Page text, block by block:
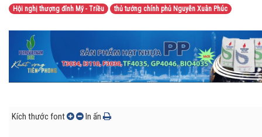
Hội nghị thượng đỉnh Mỹ - Triều
thủ tướng chính phủ Nguyễn Xuân Phúc
Kích thước font In ấn